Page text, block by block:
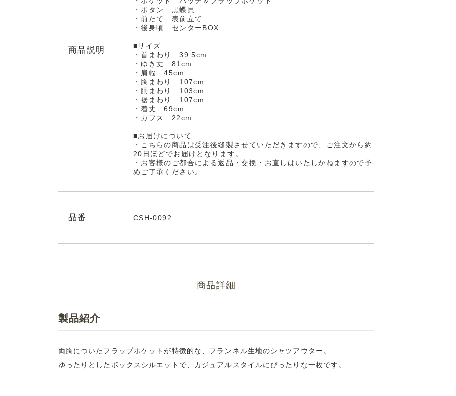
商品説明
・ボタン 黒蝶貝
・前たて 表前立て
・後身頃 センターBOX
■サイズ
・首まわり 39.5cm
・ゆき丈 81cm
・肩幅 45cm
・胸まわり 107cm
・胴まわり 103cm
・裾まわり 107cm
・着丈 69cm
・カフス 22cm
■お届けについて
・こちらの商品は受注後縫製させていただきますので、ご注文から約
20日ほどでお届けとなります。
・お客様のご都合による返品・交換・お直しはいたしかねますので予
めご了承ください。
品番 CSH-0092
商品詳細
製品紹介
両胸についたフラップポケットが特徴的な、フランネル生地のシャツアウター。
ゆったりとしたボックスシルエットで、カジュアルスタイルにぴったりな一枚です。